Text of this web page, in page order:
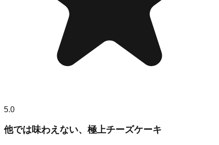
5.0
他では味わえない、極上チーズケーキ